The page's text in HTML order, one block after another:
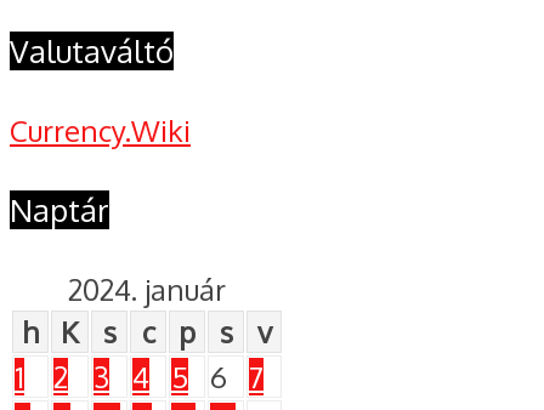
Valutaváltó
Currency.Wiki
Naptár
2024. január
h
K s c p s
v
1
2 3 4 5 6
7